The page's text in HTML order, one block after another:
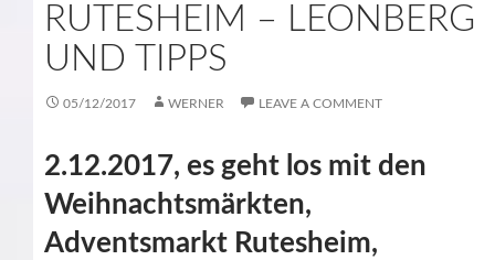
RUTESHEIM – LEONBERG
UND TIPPS
05/12/2017 WERNER LEAVE A COMMENT
2.12.2017, es geht los mit den
Weihnachtsmärkten,
Adventsmarkt Rutesheim,